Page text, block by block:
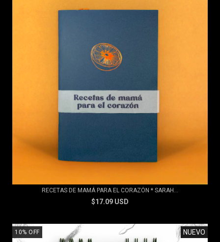
RECETAS DE MAMÁ PARA EL CORAZÓN * SARAH...
$17.09 USD
10% OFF NUEVO